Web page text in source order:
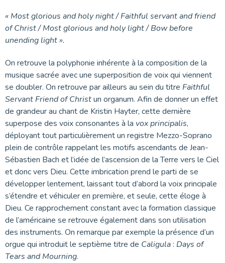
« Most glorious and holy night / Faithful servant and friend
of Christ / Most glorious and holy light / Bow before
unending light ».
On retrouve la polyphonie inhérente à la composition de la
musique sacrée avec une superposition de voix qui viennent
se doubler. On retrouve par ailleurs au sein du titre Faithful
Servant Friend of Christun organum. Afin de donner un effet
de grandeur au chant de Kristin Hayter, cette dernière
superpose des voix consonantes à la vox principalis,
déployant tout particulièrement un registre Mezzo-Soprano
plein de contrôle rappelant les motifs ascendants de Jean-
Sébastien Bach et l’idée de l’ascension de la Terre vers le Ciel
et donc vers Dieu. Cette imbrication prend le parti de se
développer lentement, laissant tout d’abord la voix principale
s’étendre et véhiculer en première, et seule, cette éloge à
Dieu. Ce rapprochement constant avec la formation classique
de l’américaine se retrouve également dans son utilisation
des instruments. On remarque par exemple la présence d’un
orgue qui introduit le septième titre de Caligula: Days of
Tears and Mourning.